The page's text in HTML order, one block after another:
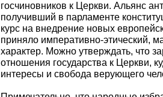
госчиновников к Церкви. Альянс
получивший в парламенте
курс на внедрение новых
приняло императивно-этический,
характер. Можно утверждать, что
отношения государства к Церкви,
интересы и свобода верующего